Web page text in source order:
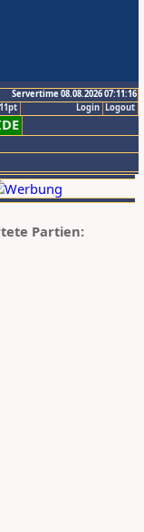
Servertime 08.08.2026 07:11:16
Logout
Login
Partien: